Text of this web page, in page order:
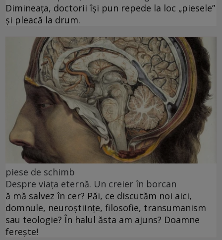
Dimineața, doctorii își pun repede la loc „piesele”
și pleacă la drum.
piese de schimb
Despre viața eternă. Un creier în borcan
ă mă salvez în cer? Păi, ce discutăm noi aici,
domnule, neuroștiințe, filosofie, transumanism
sau teologie? În halul ăsta am ajuns? Doamne
ferește!